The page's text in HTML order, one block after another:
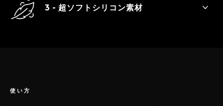
3 - 超ソフトシリコン素材
使い方